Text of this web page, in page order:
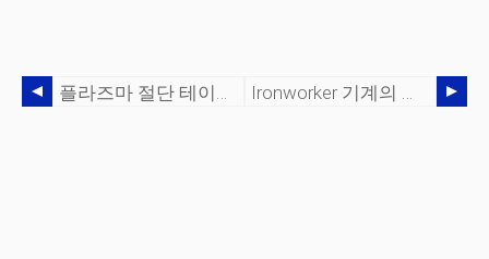
플라즈마 절단 테이블을 사용해야 하는 경우 Ironworker 기계의 다양한 기능 이해